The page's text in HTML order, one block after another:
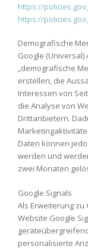
https://
https://
Demografische
Google
„demografische
erstellen, die
Interessen von
die Analyse von
Drittanbietern.
Daten können
werden und
zwei Monaten
Google Signals
Als Erweiterung
Website Google
personalisierte